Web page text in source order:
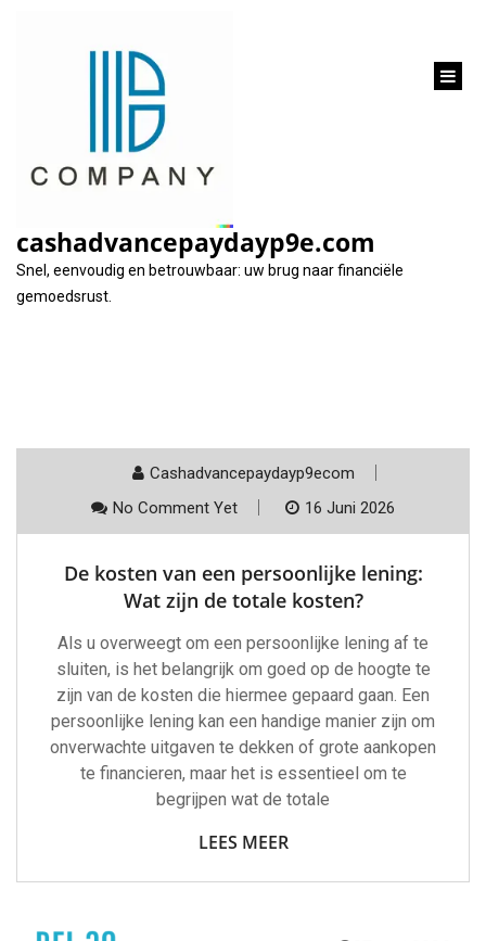
cashadvancepaydayp9e.com
Snel, eenvoudig en betrouwbaar: uw brug naar financiële
gemoedsrust.
Tag:
Cashadvancepaydayp9ecom
No Comment Yet
16 Juni 2026
De kosten van een persoonlijke lening:
Wat zijn de totale kosten?
Als u overweegt om een persoonlijke lening af te
sluiten, is het belangrijk om goed op de hoogte te
zijn van de kosten die hiermee gepaard gaan. Een
persoonlijke lening kan een handige manier zijn om
onverwachte uitgaven te dekken of grote aankopen
te financieren, maar het is essentieel om te
begrijpen wat de totale
LEES MEER